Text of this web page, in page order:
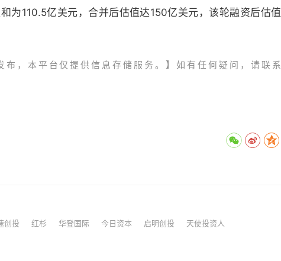
110.5亿美元，合并后估值达150亿美元，该轮融资后估值
布，本平台仅提供信息存储服务。】如有任何疑问，请联系
创投 红杉 华登国际 今日资本 启明创投
天使投资人